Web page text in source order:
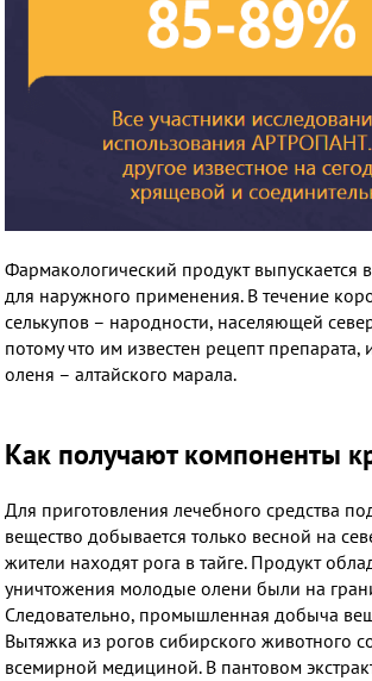
Фармакологический продукт выпускается
для наружного применения. В течение
селькупов – народности, населяющей
потому что им известен рецепт
оленя – алтайского марала.
Как получают компоненты
Для приготовления лечебного средства
вещество добывается только весной на
жители находят рога в тайге. Продукт
уничтожения молодые олени были на
Следовательно, промышленная добыча
Вытяжка из рогов сибирского животного
всемирной медициной. В пантовом